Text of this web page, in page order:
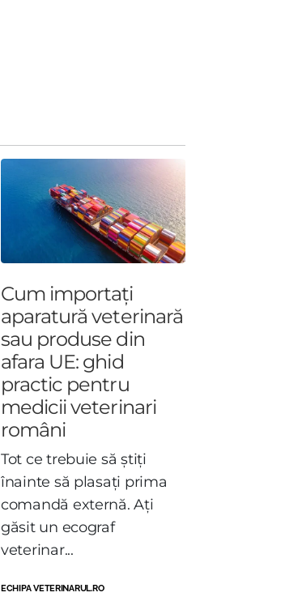
Cum importați
aparatură veterinară
sau produse din
afara UE: ghid
practic pentru
medicii veterinari
români
Tot ce trebuie să știți
înainte să plasați prima
comandă externă. Ați
găsit un ecograf
veterinar...
ECHIPA VETERINARUL.RO